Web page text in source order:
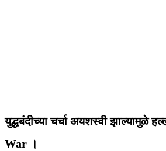
युद्धबंदीच्या चर्चा अयशस्वी झाल्यामुळे
War ।